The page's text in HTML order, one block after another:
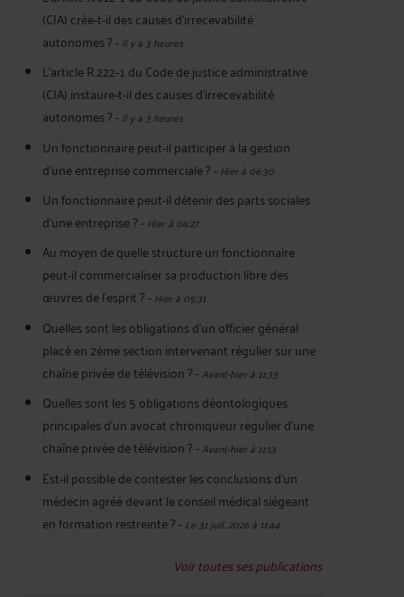
(CJA) crée-t-il des causes d’irrecevabilité
autonomes ?-Il y a 3 heures
L’article R.222‑1 du Code de justice administrative
(CJA) instaure-t-il des causes d’irrecevabilité
autonomes ?-Il y a 3 heures
Un fonctionnaire peut-il participer à la gestion
d’une entreprise commerciale ?-Hier à 06:30
Un fonctionnaire peut-il détenir des parts sociales
d’une entreprise ?-Hier à 06:27
Au moyen de quelle structure un fonctionnaire
peut-il commercialiser sa production libre des
œuvres de l’esprit ?-Hier à 05:31
Quelles sont les obligations d’un officier général
placé en 2ème section intervenant régulier sur une
chaîne privée de télévision ?-Avant-hier à 11:33
Quelles sont les 5 obligations déontologiques
principales d’un avocat chroniqueur régulier d’une
chaîne privée de télévision ?-Avant-hier à 11:13
Est-il possible de contester les conclusions d’un
médecin agréé devant le conseil médical siégeant
en formation restreinte ?-Le 31 juil. 2026 à 11:44
Voir toutes ses publications